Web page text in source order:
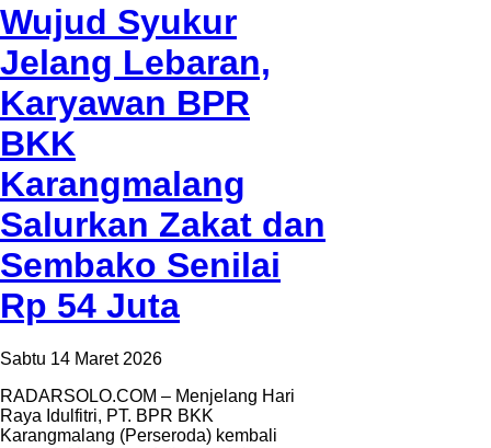
Wujud Syukur
Jelang Lebaran,
Karyawan BPR
BKK
Karangmalang
Salurkan Zakat dan
Sembako Senilai
Rp 54 Juta
Sabtu 14 Maret 2026
RADARSOLO.COM – Menjelang Hari
Raya Idulfitri, PT. BPR BKK
Karangmalang (Perseroda) kembali